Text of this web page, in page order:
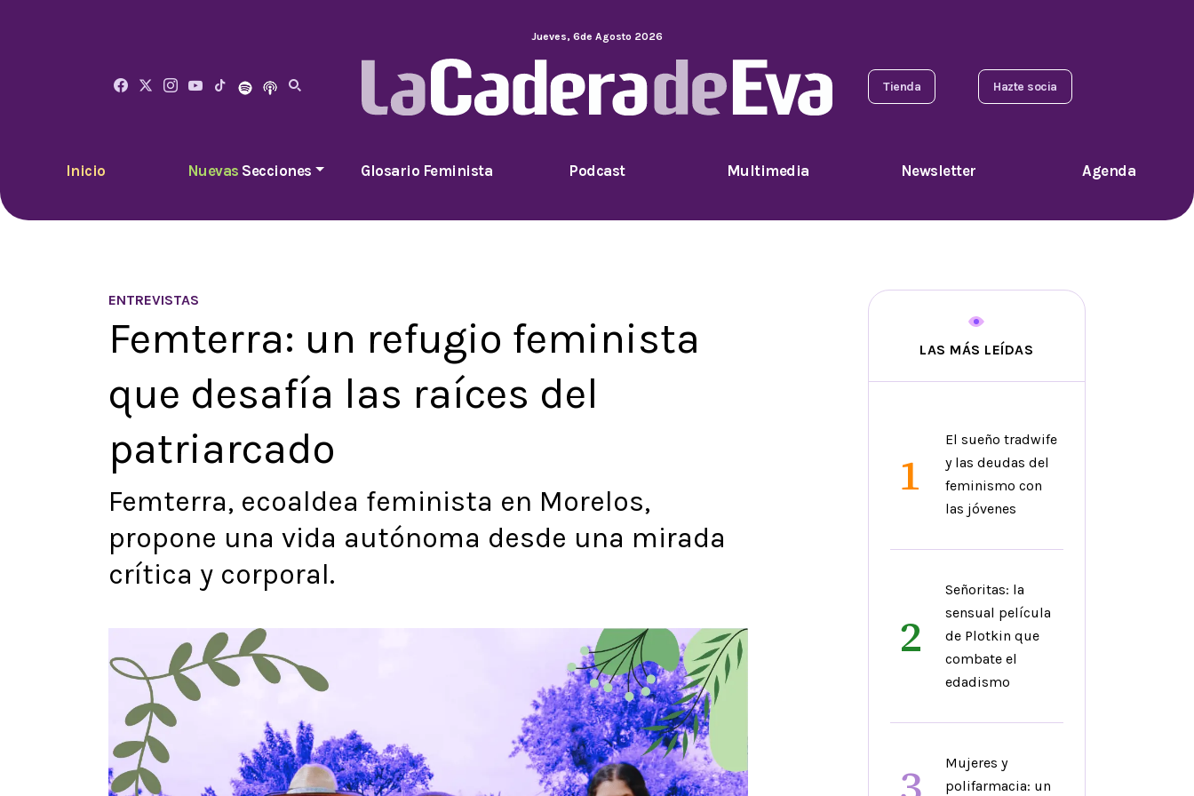
Jueves, 6de Agosto 2026
Tienda Hazte socia
Inicio Nuevas Secciones Glosario Feminista Podcast Multimedia Newsletter Agenda
ENTREVISTAS
Femterra: un refugio feminista
que desafía las raíces del
patriarcado
Femterra, ecoaldea feminista en Morelos,
propone una vida autónoma desde una mirada
crítica y corporal.
LAS MÁS LEÍDAS
1
El sueño tradwife
y las deudas del
feminismo con
las jóvenes
2
Señoritas: la
sensual película
de Plotkin que
combate el
edadismo
Mujeres y
polifarmacia: un